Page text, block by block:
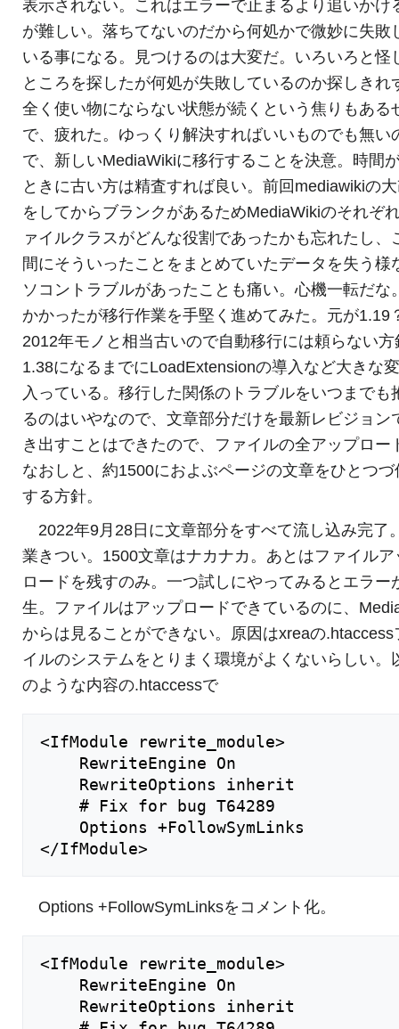
表示されない。これはエラーで止まるより追いかけ
が難しい。落ちてないのだから何処かで微妙に失敗
いる事になる。見つけるのは大変だ。いろいろと怪
ところを探したが何処が失敗しているのか探しきれ
全く使い物にならない状態が続くという焦りもある
で、疲れた。ゆっくり解決すればいいものでも無い
で、新しいMediaWikiに移行することを決意。時間
ときに古い方は精査すれば良い。前回mediawikiの
をしてからブランクがあるためMediaWikiのそれぞ
ァイルクラスがどんな役割であったかも忘れたし、
間にそういったことをまとめていたデータを失う様
ソコントラブルがあったことも痛い。心機一転だな
かかったが移行作業を手堅く進めてみた。元が1.19
2012年モノと相当古いので自動移行には頼らない方
1.38になるまでにLoadExtensionの導入など大きな
入っている。移行した関係のトラブルをいつまでも
るのはいやなので、文章部分だけを最新レビジョン
き出すことはできたので、ファイルの全アップロー
なおしと、約1500におよぶページの文章をひとつづ
する方針。
2022年9月28日に文章部分をすべて流し込み完了
業きつい。1500文章はナカナカ。あとはファイルア
ロードを残すのみ。一つ試しにやってみるとエラー
生。ファイルはアップロードできているのに、
からは見ることができない。原因はxreaの.htaccess
イルのシステムをとりまく環境がよくないらしい。
のような内容の.htaccessで
<IfModule rewrite_module>
Options +FollowSymLinksをコメント化。
<IfModule rewrite_module>